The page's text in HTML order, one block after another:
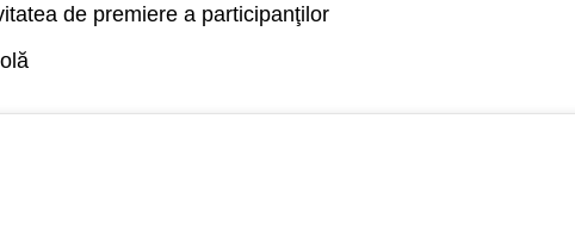
de premiere a participanţilor